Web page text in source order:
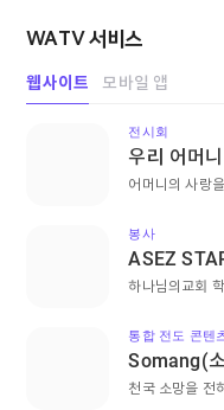
WATV 서비스
웹사이트 모바일 앱
전시회
우리 어머
어머니의 사랑
봉사
ASEZ
하나님의교회
통합 전도 콘텐
Somang(
천국 소망을 전